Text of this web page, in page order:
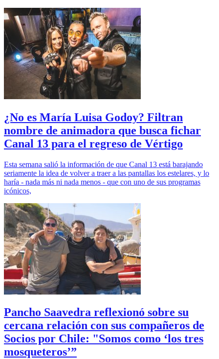
¿No es María Luisa Godoy? Filtran
nombre de animadora que busca fichar
Canal 13 para el regreso de Vértigo
Esta semana salió la información de que Canal 13 está barajando
seriamente la idea de volver a traer a las pantallas los estelares, y lo
haría - nada más ni nada menos - que con uno de sus programas
icónicos,
Pancho Saavedra reflexionó sobre su
cercana relación con sus compañeros de
Socios por Chile: "Somos como ‘los tres
mosqueteros’”